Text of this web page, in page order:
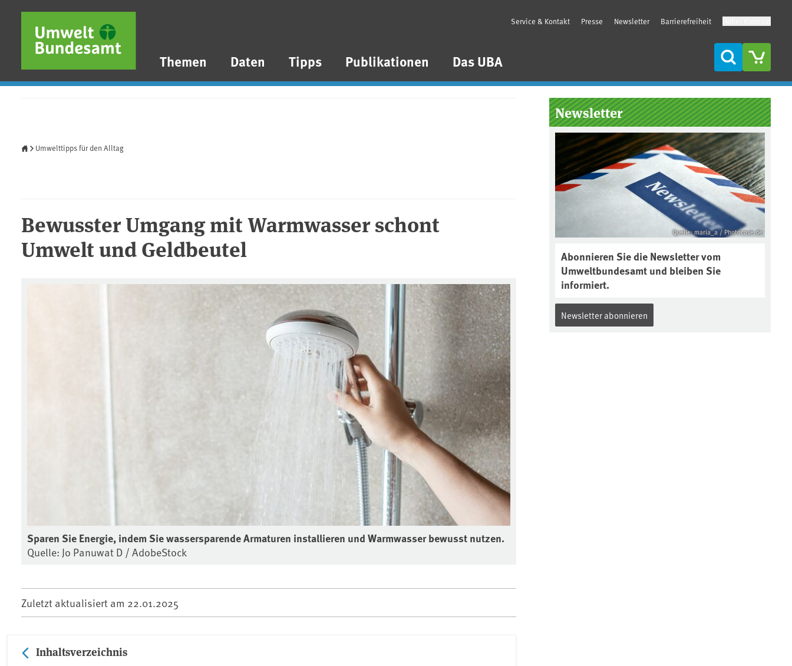
Direkt zum Inhalt
Direkt zum Hauptmenü
Direkt zur Fußzeile
Themen Daten Tipps Publikationen Das UBA
Service & Kontakt Presse Newsletter Barrierefreiheit
Suche
Umwelttipps für den Alltag
Bewusster Umgang mit Warmwasser schont
Umwelt und Geldbeutel
Sparen Sie Energie, indem Sie wassersparende Armaturen installieren und Warmwasser bewusst nutzen.
Quelle: Jo Panuwat D / AdobeStock
Zuletzt aktualisiert am 22.01.2025
Inhaltsverzeichnis
Seitenleiste
Newsletter
Quelle: maria_a / Photocase.de
Abonnieren Sie die Newsletter vom
Umweltbundesamt und bleiben Sie
informiert.
Newsletter abonnieren